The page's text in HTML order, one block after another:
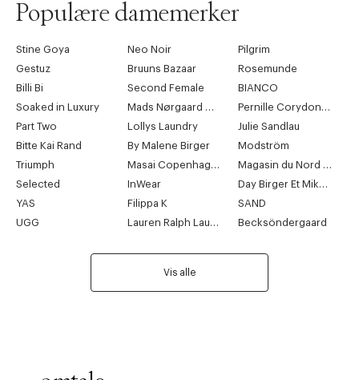
Populære damemerker
Stine Goya Neo Noir
Pilgrim
Gestuz
Bruuns Bazaar
Rosemunde
Billi Bi
Second Female
BIANCO
Soaked in Luxury
Mads Nørgaard Copenhagen
Pernille Corydon Jewellery
Part Two
Lollys Laundry
Julie Sandlau
Bitte Kai Rand
By Malene Birger
Modström
Triumph
Masai Copenhagen
Magasin du Nord Collection
Selected
InWear
Day Birger Et Mikkelsen
YAS
Filippa K
SAND
UGG
Lauren Ralph Lauren Becksöndergaard
Vis alle